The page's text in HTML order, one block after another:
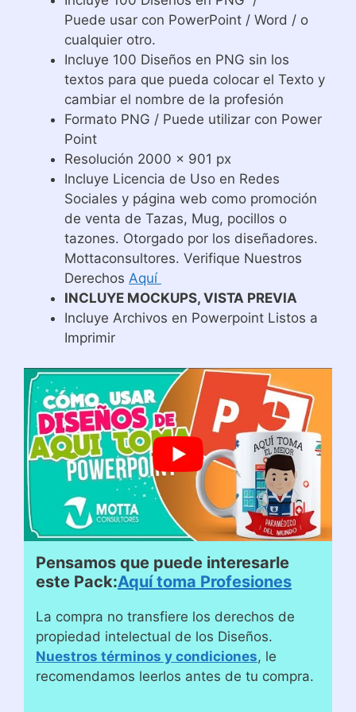
Puede usar con PowerPoint / Word / o
cualquier otro.
Incluye 100 Diseños en PNG sin los
textos para que pueda colocar el Texto y
cambiar el nombre de la profesión
Formato PNG / Puede utilizar con Power
Point
Resolución 2000 x 901 px
Incluye Licencia de Uso en Redes
Sociales y página web como promoción
de venta de Tazas, Mug, pocillos o
tazones. Otorgado por los diseñadores.
Mottaconsultores. Verifique Nuestros
Derechos Aquí
INCLUYE MOCKUPS, VISTA PREVIA
Incluye Archivos en Powerpoint Listos a
Imprimir
Pensamos que puede interesarle
este Pack:Aquí toma Profesiones
La compra no transfiere los derechos de
propiedad intelectual de los Diseños.
Nuestros términos y condiciones, le
recomendamos leerlos antes de tu compra.